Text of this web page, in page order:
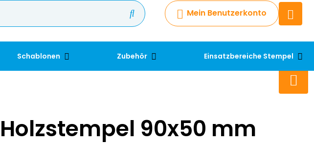
Mein Benutzerkonto
Schablonen Zubehör Einsatzbereiche Stempel
Chatbot
Chatten Sie 24/7 mit unserem
+49 2038 0480 403
Holzstempel 90x50 mm